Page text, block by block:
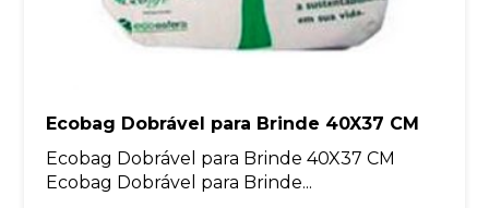
Ecobag Dobrável para Brinde 40X37 CM
Ecobag Dobrável para Brinde 40X37 CM
Ecobag Dobrável para Brinde...